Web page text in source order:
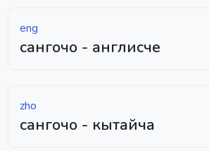
eng
сангочо - англисче
zho
сангочо - кытайча